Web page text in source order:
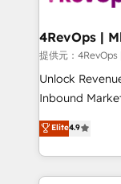
far with our
提供元：
Unlock
Inbound
specialize in
across
and customer
Elite4.9